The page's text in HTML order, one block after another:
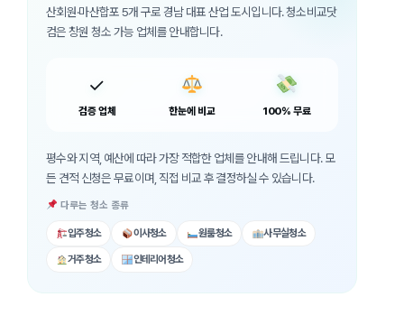
산회원·마산합포 5개 구로 경남 대표 산업 도시입니다. 청소비교닷
컴은 창원 청소 가능 업체를 안내합니다.
✓
검증 업체 한눈에 비교 100% 무료
평수와 지역, 예산에 따라 가장 적합한 업체를 안내해 드립니다. 모
든 견적 신청은 무료이며, 직접 비교 후 결정하실 수 있습니다.
다루는 청소 종류
입주청소 이사청소 원룸청소 사무실청소
거주청소 인테리어청소